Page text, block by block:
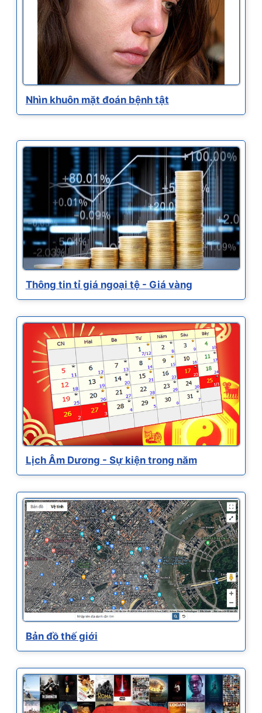
Nhìn khuôn mặt đoán bệnh tật
Thông tin tỉ giá ngoại tệ - Giá vàng
Lịch Âm Dương - Sự kiện trong năm
Bản đồ thế giới